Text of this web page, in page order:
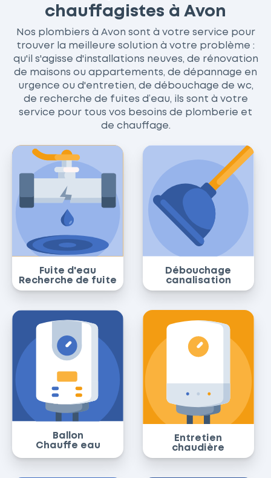
chauffagistes à Avon
Nos plombiers à Avon sont à votre service pour
trouver la meilleure solution à votre problème :
qu'il s'agisse d'installations neuves, de rénovation
de maisons ou appartements, de dépannage en
urgence ou d'entretien, de débouchage de wc,
de recherche de fuites d’eau, ils sont à votre
service pour tous vos besoins de plomberie et
de chauffage.
Fuite d'eau
Recherche de fuite
Débouchage
canalisation
Ballon
Chauffe eau
Entretien
chaudière